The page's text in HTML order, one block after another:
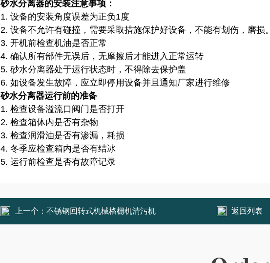
砂水分离器的安装注意事项：
1. 设备的安装角度误差为正负1度
2. 设备不允许有碰撞，需要采取措施保护好设备，不能有划伤，磨损。
3. 开机前检查机油是否正常
4. 确认所有部件无误后，无摩擦后才能进入正常运转
5. 砂水分离器处于运行状态时，不得除去保护盖
6. 如设备发生故障，应立即停用设备并且通知厂家进行维修
砂水分离器运行前的准备
1. 检查设备溢流口阀门是否打开
2. 检查箱体内是否有杂物
3. 检查润滑油是否有渗漏，耗损
4. 冬季应检查箱内是否有结冰
5. 运行前检查是否有故障记录
上一个： 不锈钢回转式机械格栅机清污机 返回列表